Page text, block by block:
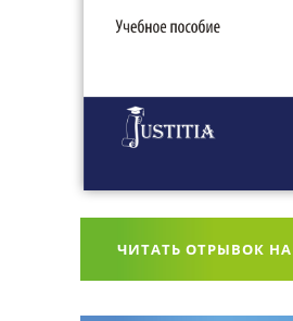
ЧИТАТЬ ОТРЫВОК НА